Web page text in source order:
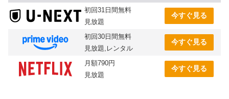
初回31日間無料
見放題
今すぐ見る
初回30日間無料
見放題,レンタル
今すぐ見る
月額790円
見放題
今すぐ見る